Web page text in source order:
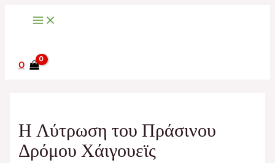
0
Η Λύτρωση του Πράσινου
Δρόμου Χάιγουεϊς
navigation